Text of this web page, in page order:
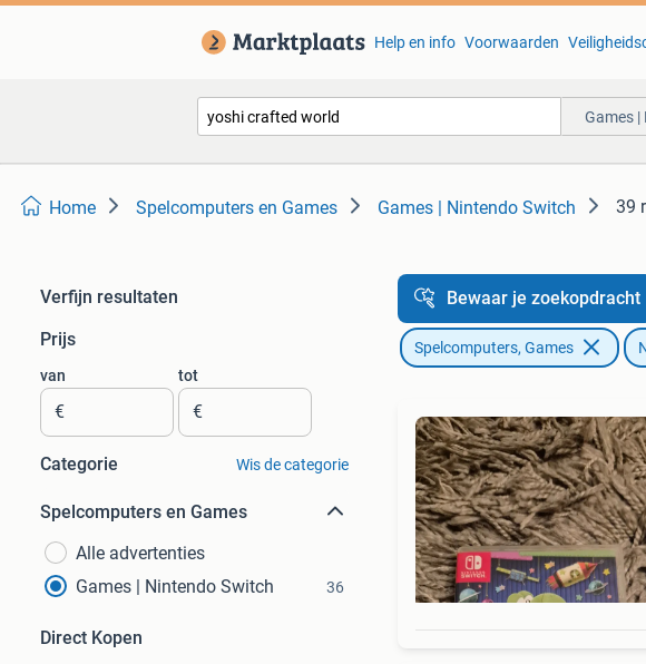
Help en info Voorwaarden
Games |
Home Spelcomputers en Games Games | Nintendo Switch 39
Verfijn resultaten
Prijs
van
€
tot
€
Categorie Wis de categorie
Spelcomputers en Games
Alle advertenties
Games | Nintendo Switch
36
Direct Kopen
Bewaar je zoekopdracht
Spelcomputers, Games